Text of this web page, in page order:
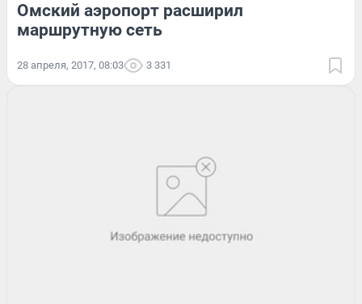
Омский аэропорт расширил
маршрутную сеть
28 апреля, 2017, 08:03 3 331